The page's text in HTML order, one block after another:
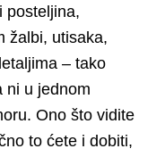
posteljina,
žalbi, utisaka,
– tako
ni u jednom
Ono što vidite
to ćete i dobiti,